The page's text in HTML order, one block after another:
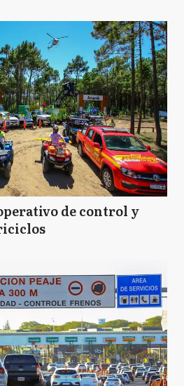
Lauquen
de control y